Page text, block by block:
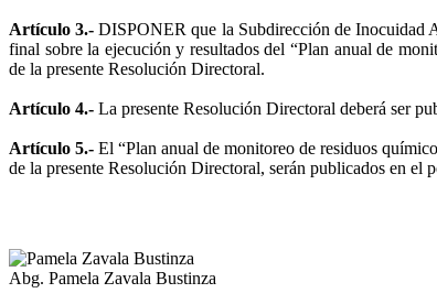
Artículo 3.- DISPONER que la Subdirección de Inocuidad
final sobre la ejecución y resultados del “Plan anual de
de la presente Resolución Directoral.
Artículo 4.- La presente Resolución Directoral deberá ser
Artículo 5.- El “Plan anual de monitoreo de residuos
de la presente Resolución Directoral, serán publicados en
Abg. Pamela Zavala Bustinza